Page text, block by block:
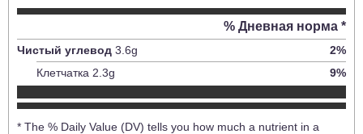
% Дневная норма *
Чистый углевод 3.6g 2%
Клетчатка 2.3g 9%
* The % Daily Value (DV) tells you how much a nutrient in a